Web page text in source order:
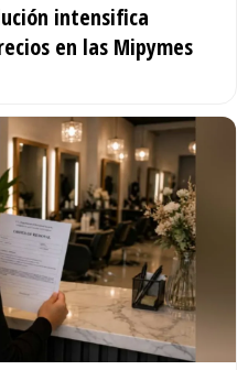
intensifica
en las Mipymes